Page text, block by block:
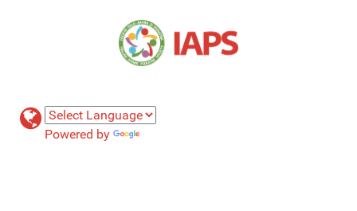
Powered by